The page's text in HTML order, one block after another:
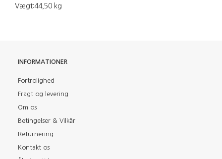
Vægt:44,50 kg
INFORMATIONER
Fortrolighed
Fragt og levering
Om os
Betingelser & Vilkår
Returnering
Kontakt os